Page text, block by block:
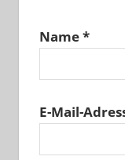
Name*
E-Mail-